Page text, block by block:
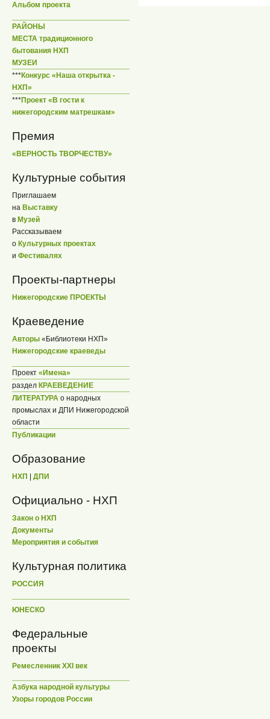
Альбом проекта
РАЙОНЫ
МЕСТА традиционного
бытования НХП
МУЗЕИ
***Конкурс «Наша открытка -
НХП»
***Проект «В гости к
нижегородским матрешкам»
Премия
«ВЕРНОСТЬ ТВОРЧЕСТВУ»
Культурные события
Приглашаем
на Выставку
в Музей
Рассказываем
о Культурных проектах
и Фестивалях
Проекты-партнеры
Нижегородские ПРОЕКТЫ
Краеведение
Авторы «Библиотеки НХП»
Нижегородские краеведы
Проект «Имена»
раздел КРАЕВЕДЕНИЕ
ЛИТЕРАТУРА о народных
промыслах и ДПИ Нижегородской
области
Публикации
Образование
НХП | ДПИ
Официально - НХП
Закон о НХП
Документы
Мероприятия и события
Культурная политика
РОССИЯ
ЮНЕСКО
Федеральные
проекты
Ремесленник XXI век
Азбука народной культуры
Узоры городов России